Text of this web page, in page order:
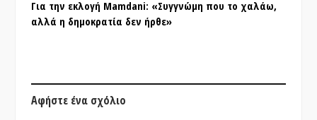
Για την εκλογή Mamdani: «Συγγνώμη που το χαλάω,
αλλά η δημοκρατία δεν ήρθε»
Αφήστε ένα σχόλιο